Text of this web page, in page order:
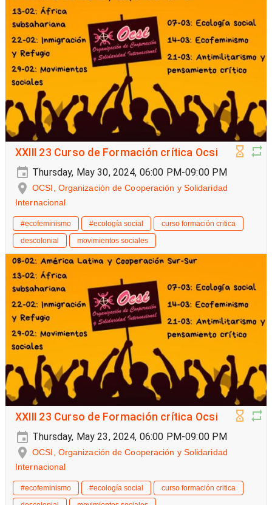
XXIII 23 Curso de Formación crítica Ocsi
Thursday, May 30, 2024, 06:00 PM-09:00 PM
OCSI, Organización de Cooperación y Solidaridad
Internacional
#ecofeminismo #ecología social
curso formación critica
descolonial
movimientos sociales
XXIII 23 Curso de Formación crítica Ocsi
Thursday, May 23, 2024, 06:00 PM-09:00 PM
OCSI, Organización de Cooperación y Solidaridad
Internacional
#ecofeminismo #ecología social
curso formación critica